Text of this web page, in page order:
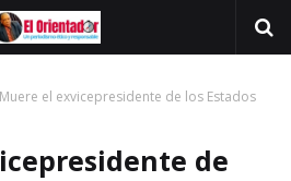
Muere el exvicepresidente de los Estados
de